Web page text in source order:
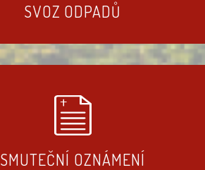
SVOZ ODPADŮ
SMUTEČNÍ OZNÁMENÍ